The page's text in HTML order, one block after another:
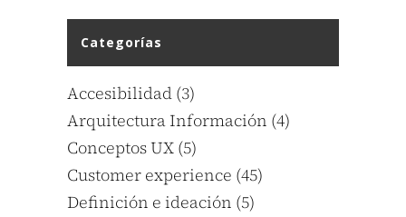
Categorías
Accesibilidad (3)
Arquitectura Información (4)
Conceptos UX (5)
Customer experience (45)
Definición e ideación (5)